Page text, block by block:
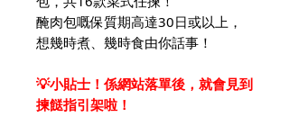
醃肉包嘅保質期高達30日或以上，
想幾時煮、幾時食由你話事！
💡小貼士！係網站落單後，就會見到
揀餸指引架啦！